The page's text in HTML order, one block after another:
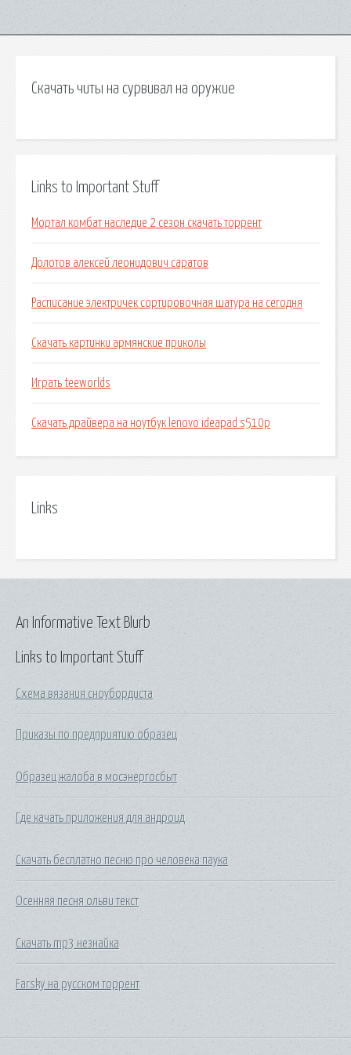
Скачать читы на сурвивал на оружие
Links to Important Stuff
Мортал комбат наследие 2 сезон скачать торрент
Долотов алексей леонидович саратов
Расписание электричек сортировочная шатура на сегодня
Скачать картинки армянские приколы
Играть teeworlds
Скачать драйвера на ноутбук lenovo ideapad s510p
Links
Links to Important Stuff
Схема вязания сноубордиста
Приказы по предприятию образец
Образец жалоба в мосэнергосбыт
Где качать приложения для андроид
Скачать бесплатно песню про человека паука
Осенняя песня ольви текст
Скачать mp3 незнайка
Farsky на русском торрент
An Informative Text Blurb